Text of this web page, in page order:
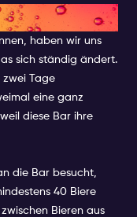
haben wir uns
sich ständig ändert.
Tage
eine ganz
diese Bar ihre
die Bar besucht,
40 Biere
Bieren aus